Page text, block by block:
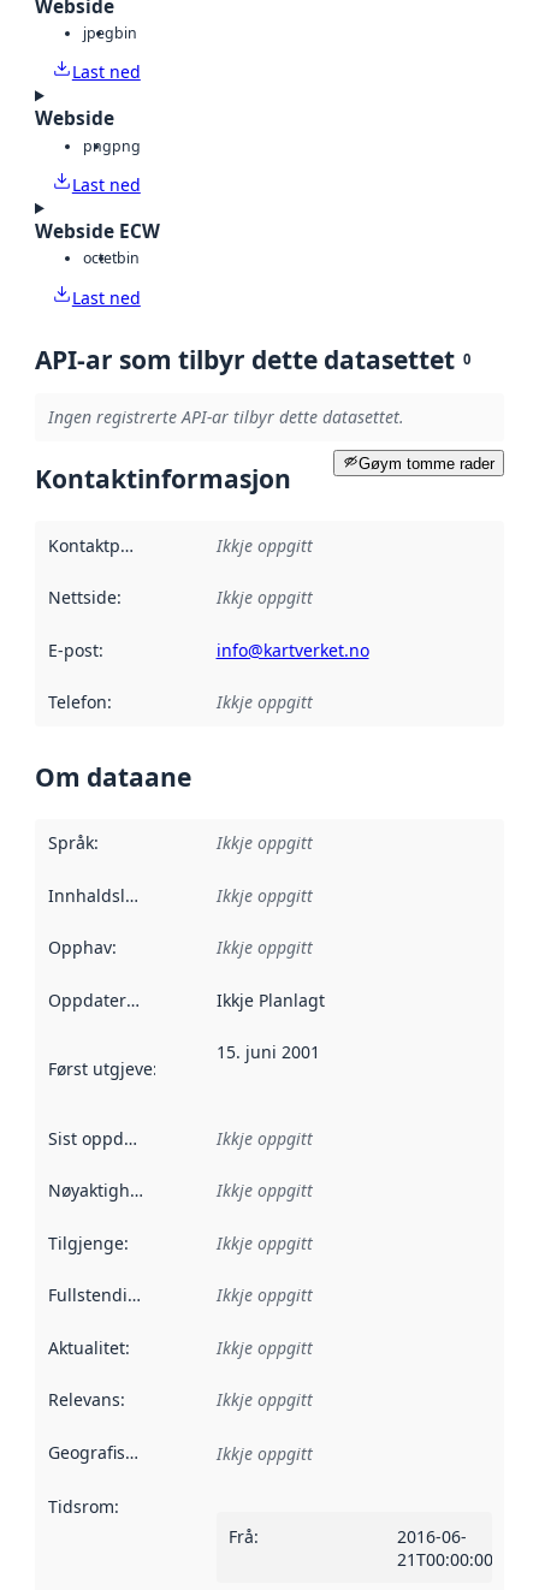
Webside
jpegbin
Last ned
Webside
pngpng
Last ned
Webside ECW
octetbin
Last ned
API-ar som tilbyr dette datasettet 0
Ingen registrerte API-ar tilbyr dette datasettet.
Gøym tomme rader
Kontaktinformasjon
Kontaktpunkt Ikkje oppgitt
Nettside: Ikkje oppgitt
E-post: info@kartverket.no
Telefon: Ikkje oppgitt
Om dataane
Språk: Ikkje oppgitt
Innhaldsleverandørar :
Ikkje oppgitt
Opphav: Ikkje oppgitt
Oppdateringsfrekvens :
Ikkje Planlagt
Først utgjeve: Denne datoen seier når dataa i dette
15. juni 2001
Sist oppdatert Ikkje oppgitt
Nøyaktigheit Ikkje oppgitt
Tilgjenge: Ikkje oppgitt
Fullstendigheit Ikkje oppgitt
Aktualitet: Ikkje oppgitt
Relevans: Ikkje oppgitt
Geografisk område Ikkje oppgitt
Tidsrom:
Frå:
2016-06-
21T00:00:00Z